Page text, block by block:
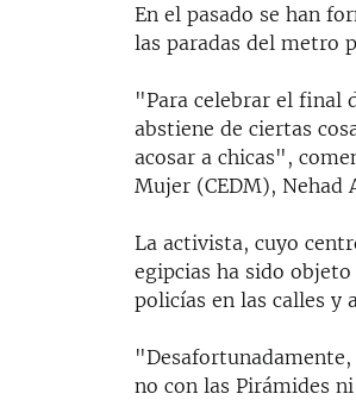
En el pasado se han
las paradas del metro
"Para celebrar el final
abstiene de ciertas
acosar a chicas",
Mujer (CEDM), Nehad
La activista, cuyo
egipcias ha sido
policías en las calles y
no con las Pirámides